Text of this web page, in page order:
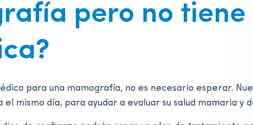
pero no tiene
para una mamografía, no es necesario esperar.
mismo día, para ayudar a evaluar su salud mamaria y